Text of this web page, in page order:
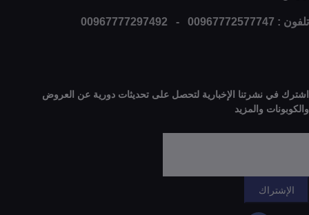
نشرتنا الإخبارية لتحصل على تحديثات دورية عن العروض
والمزيد